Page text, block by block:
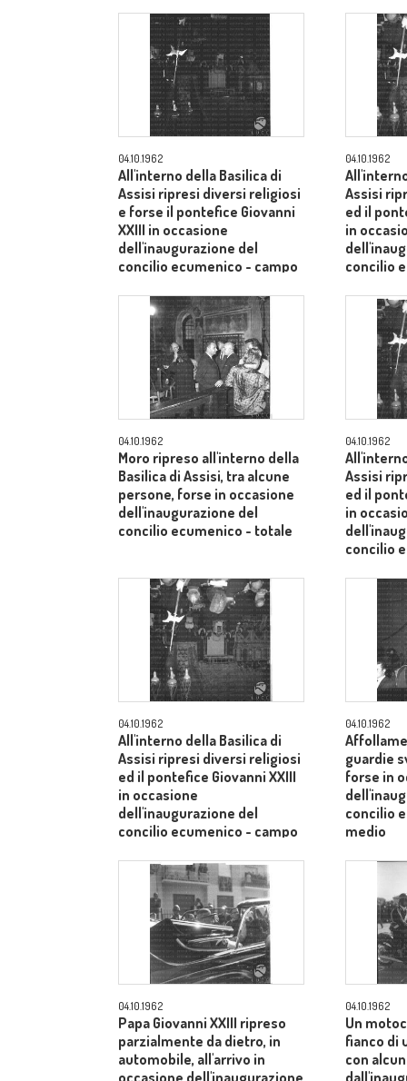
04.10.1962
All'interno della Basilica di
Assisi ripresi diversi religiosi
e forse il pontefice Giovanni
XXIII in occasione
dell'inaugurazione del
concilio ecumenico - campo
04.10.1962
Assisi
ed il
in
concilio
04.10.1962
Moro ripreso all'interno della
Basilica di Assisi, tra alcune
persone, forse in occasione
dell'inaugurazione del
concilio ecumenico - totale
04.10.1962
Assisi
ed il
in
concilio
04.10.1962
All'interno della Basilica di
Assisi ripresi diversi religiosi
ed il pontefice Giovanni XXIII
in occasione
dell'inaugurazione del
concilio ecumenico - campo
04.10.1962
guardie
forse in
concilio
medio
04.10.1962
Papa Giovanni XXIII ripreso
parzialmente da dietro, in
automobile, all'arrivo in
occasione dell'inaugurazione
04.10.1962
Un
fianco di
con